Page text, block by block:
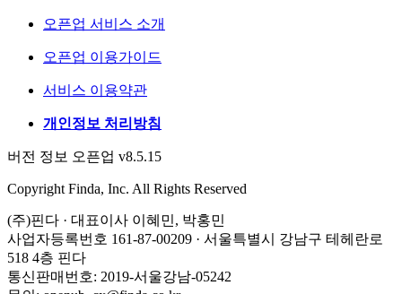
오픈업 서비스 소개
오픈업 이용가이드
서비스 이용약관
개인정보 처리방침
버전 정보 오픈업 v8.5.15
Copyright Finda, Inc. All Rights Reserved
(주)핀다 · 대표이사 이혜민, 박홍민
사업자등록번호 161-87-00209 · 서울특별시 강남구 테헤란로
518 4층 핀다
통신판매번호: 2019-서울강남-05242